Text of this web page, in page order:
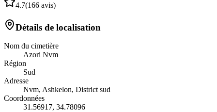
4.7(166 avis)
Détails de localisation
Nom du cimetière
Azori Nvm
Région
Sud
Adresse
Nvm, Ashkelon, District sud
Coordonnées
31.56917, 34.78096